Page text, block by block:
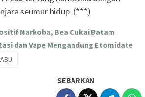
seumur hidup. (***)
Narkoba, Bea Cukai Batam
dan Vape Mengandung Etomidate
SEBARKAN